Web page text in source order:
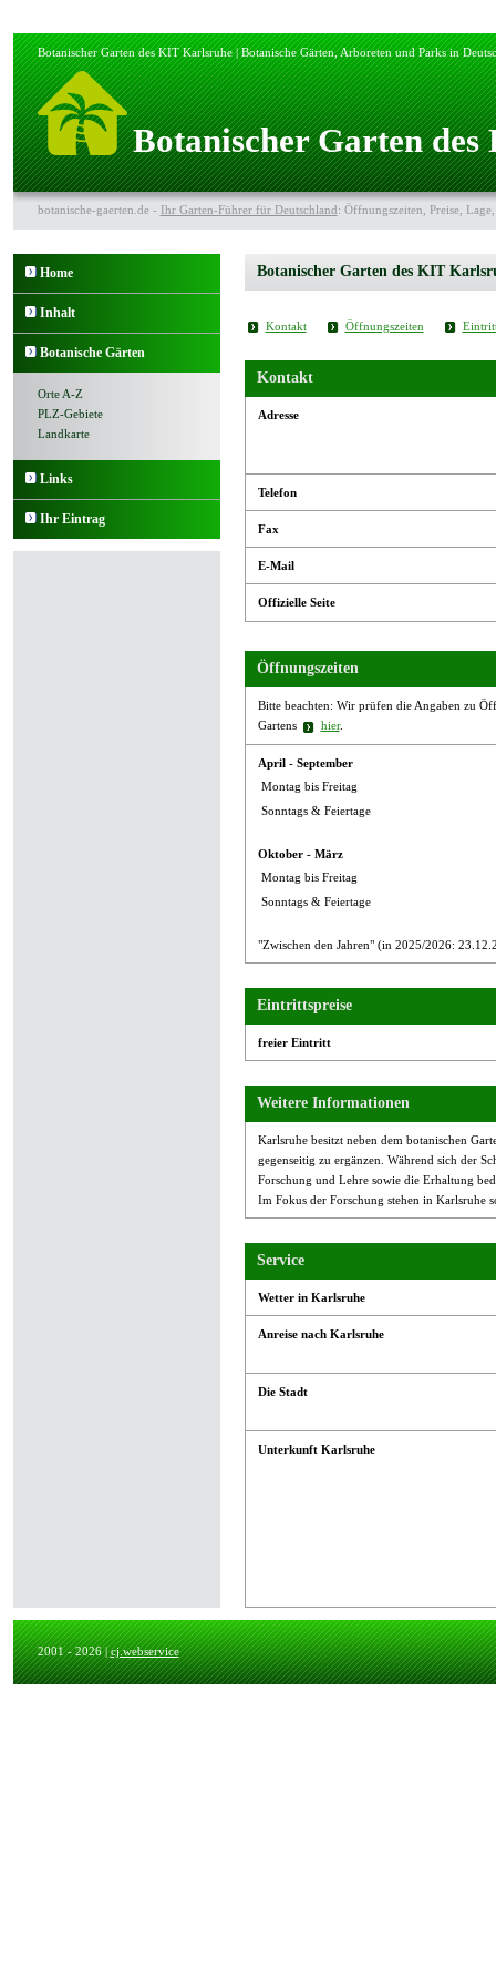
Botanischer Garten des KIT Karlsruhe | Botanische Gärten, Arboreten und Parks in
Botanischer Garten
botanische-gaerten.de - Ihr Garten-Führer für Deutschland: Öffnungszeiten, Preise,
Home
Inhalt
Botanische Gärten
Orte A-Z
PLZ-Gebiete
Landkarte
Links
Ihr Eintrag
Botanischer Garten des KIT
Kontakt Öffnungszeiten
Kontakt
Adresse
Telefon
Fax
E-Mail
Offizielle Seite
Öffnungszeiten
Bitte beachten: Wir prüfen die Angaben zu
Gartens
hier.
April - September
Montag bis Freitag
Sonntags & Feiertage
Oktober - März
Montag bis Freitag
Sonntags & Feiertage
"Zwischen den Jahren" (in 2025/2026:
Eintrittspreise
freier Eintritt
Weitere Informationen
Karlsruhe besitzt neben dem botanischen
gegenseitig zu ergänzen. Während sich der
Forschung und Lehre sowie die Erhaltung
Im Fokus der Forschung stehen in Karlsruhe
Service
Wetter in Karlsruhe
Anreise nach Karlsruhe
Die Stadt
Unterkunft Karlsruhe
2001 - 2026 |cj.webservice